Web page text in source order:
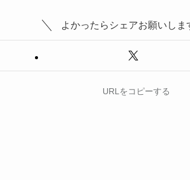
よかったらシェアお願いしま
URLをコピーする